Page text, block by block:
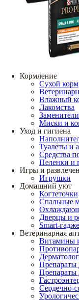
Кормление
Сухой корм
Влажный
Лакомства
Миски и
Уход и гигиена
Туалеты и
Средства
Пеленки и
Игры и
Игрушки
Домашний уют
Когтеточки
Спальные
Дверцы и
Smart-
Ветеринарная
Витамины
Препараты
Препараты
Сердечно-